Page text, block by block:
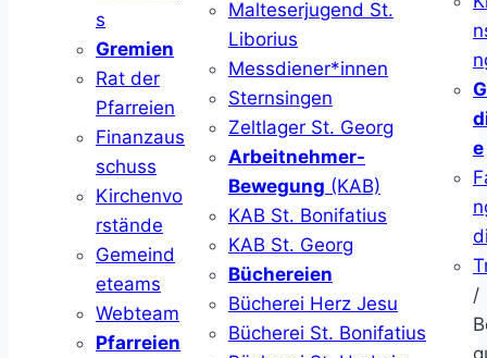
s
Gremien
Rat der
Pfarreien
Finanzaus
schuss
Kirchenvo
rstände
Gemeind
eteams
Webteam
Pfarreien
Malteserjugend St.
Liborius
Messdiener*innen
Sternsingen
Zeltlager St. Georg
Arbeitnehmer-
Bewegung (KAB)
KAB St. Bonifatius
KAB St. Georg
Büchereien
Bücherei Herz Jesu
Bücherei St. Bonifatius
e
/